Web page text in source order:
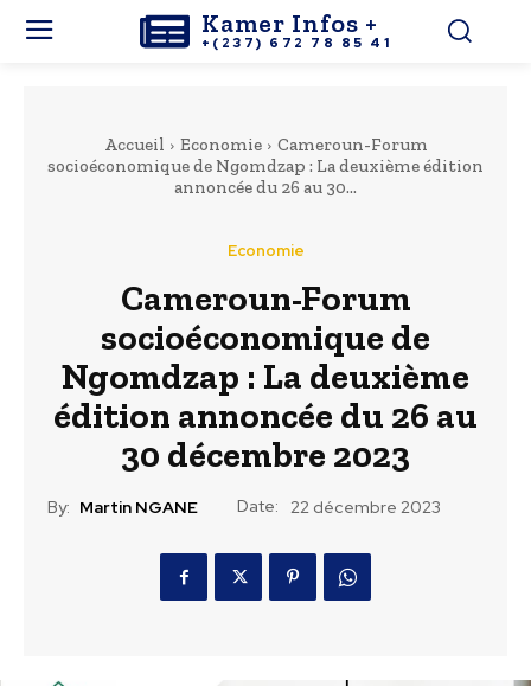
Kamer Infos +
+(237) 672 78 85 41
Accueil Economie
Cameroun-Forum
socioéconomique de Ngomdzap : La deuxième édition
annoncée du 26 au 30...
Economie
Cameroun-Forum
socioéconomique de
Ngomdzap : La deuxième
édition annoncée du 26 au
30 décembre 2023
By: Martin NGANE Date: 22 décembre 2023